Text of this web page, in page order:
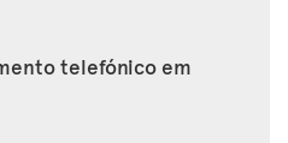
telefónico em